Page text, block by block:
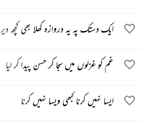
ایک دستک پہ یہ دروازہ کھلا بھی کچھ دیر
غم کو غزلوں میں سجا کر حسن پیدا کر لیا
ایسا نہیں کرنا کبھی ویسا نہیں کرنا